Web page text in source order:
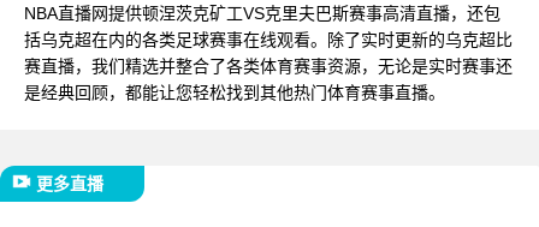
NBA直播网提供顿涅茨克矿工VS克里夫巴斯赛事高清直播，还包
括乌克超在内的各类足球赛事在线观看。除了实时更新的乌克超比
赛直播，我们精选并整合了各类体育赛事资源，无论是实时赛事还
是经典回顾，都能让您轻松找到其他热门体育赛事直播。
更多直播